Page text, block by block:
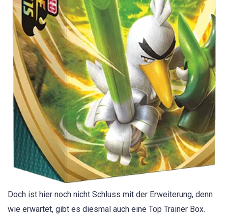
Doch ist hier noch nicht Schluss mit der Erweiterung, denn
wie erwartet, gibt es diesmal auch eine Top Trainer Box.